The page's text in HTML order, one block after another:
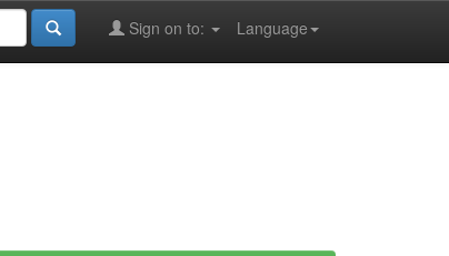
Language
Sign on to: